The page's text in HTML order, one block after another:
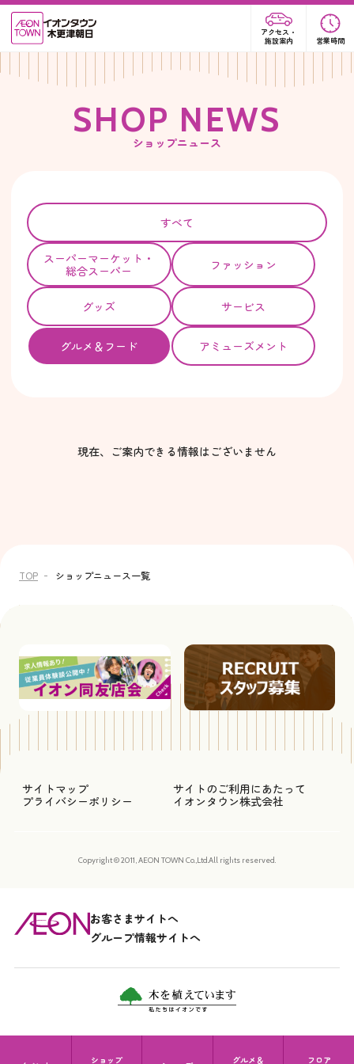
ショップ グルメ＆ フロア
アクセス・
施設案内
営業時間
SHOP NEWS
ショップニュース
すべて
スーパーマーケット・
総合スーパー
ファッション
グッズ サービス
グルメ＆フード アミューズメント
現在、ご案内できる情報はございません
TOP ショップニュース一覧
サイトマップ
サイトのご利用にあたって
プライバシーポリシー
イオンタウン株式会社
Copyright © 2011, AEON TOWN Co.,Ltd.All rights reserved.
お客さまサイトへ
グループ情報サイトへ